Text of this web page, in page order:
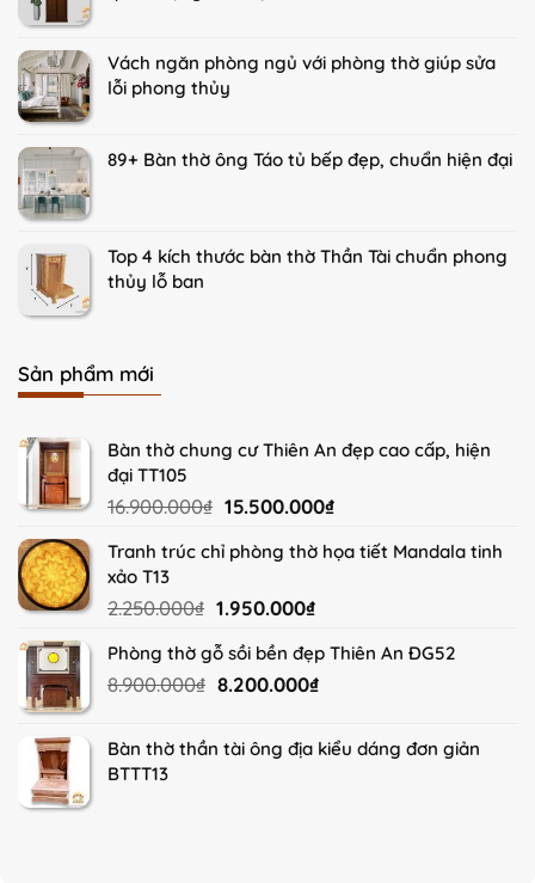
Vách ngăn phòng ngủ với phòng thờ giúp sửa
lỗi phong thủy
89+ Bàn thờ ông Táo tủ bếp đẹp, chuẩn hiện đại
Top 4 kích thước bàn thờ Thần Tài chuẩn phong
thủy lỗ ban
Sản phẩm mới
Bàn thờ chung cư Thiên An đẹp cao cấp, hiện
đại TT105
16.900.000₫ Original
was:
15.500.000₫Current
is:
Tranh trúc chỉ phòng thờ họa tiết Mandala tinh
xảo T13
2.250.000₫ Original
was:
2.250.000₫.
1.950.000₫Current
is:
1.950.000₫.
Phòng thờ gỗ sồi bền đẹp Thiên An ĐG52
8.900.000₫ Original
was:
8.900.000₫.
8.200.000₫Current
is:
8.200.000₫.
Bàn thờ thần tài ông địa kiểu dáng đơn giản
BTTT13